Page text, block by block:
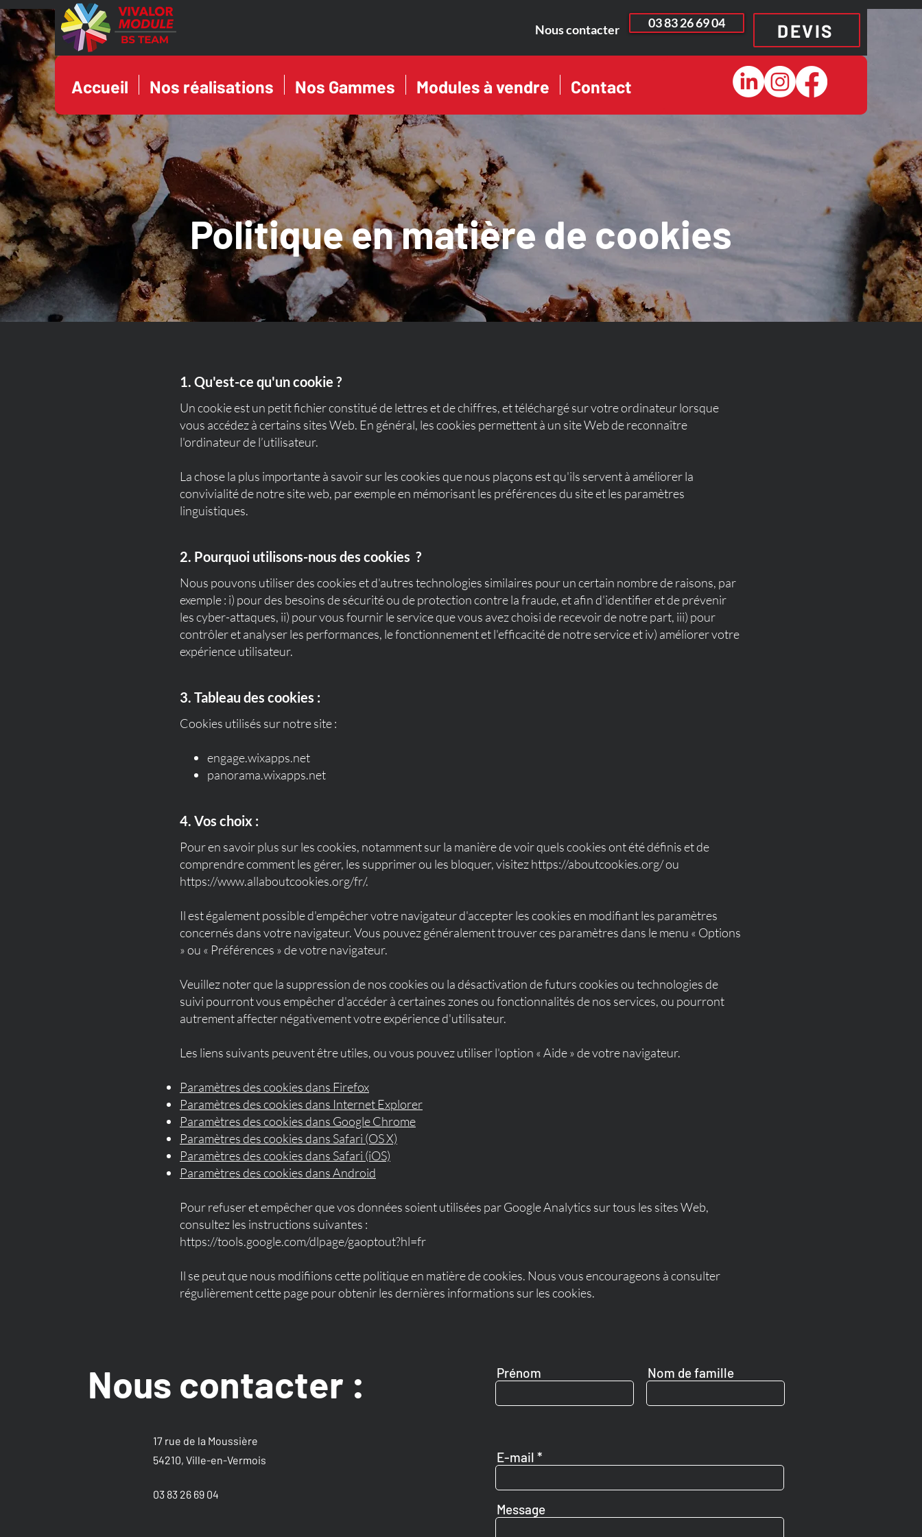
Nous contacter 03 83 26 69 04 DEVIS
Accueil Nos réalisations Nos Gammes Modules à vendre Contact
Politique en matière de cookies
1. Qu'est-ce qu'un cookie ?
Un cookie est un petit fichier constitué de lettres et de chiffres, et téléchargé sur votre ordinateur lorsque
vous accédez à certains sites Web. En général, les cookies permettent à un site Web de reconnaître
l'ordinateur de l’utilisateur.
La chose la plus importante à savoir sur les cookies que nous plaçons est qu'ils servent à améliorer la
convivialité de notre site web, par exemple en mémorisant les préférences du site et les paramètres
linguistiques.
2. Pourquoi utilisons-nous des cookies ?
Nous pouvons utiliser des cookies et d'autres technologies similaires pour un certain nombre de raisons, par
exemple : i) pour des besoins de sécurité ou de protection contre la fraude, et afin d'identifier et de prévenir
les cyber-attaques, ii) pour vous fournir le service que vous avez choisi de recevoir de notre part, iii) pour
contrôler et analyser les performances, le fonctionnement et l'efficacité de notre service et iv) améliorer votre
expérience utilisateur.
3. Tableau des cookies :
Cookies utilisés sur notre site :
engage.wixapps.net
panorama.wixapps.net
4. Vos choix :
Pour en savoir plus sur les cookies, notamment sur la manière de voir quels cookies ont été définis et de
comprendre comment les gérer, les supprimer ou les bloquer, visitezhttps://aboutcookies.org/ou
https://www.allaboutcookies.org/fr/.
Il est également possible d'empêcher votre navigateur d'accepter les cookies en modifiant les paramètres
concernés dans votre navigateur. Vous pouvez généralement trouver ces paramètres dans le menu « Options
» ou « Préférences » de votre navigateur.
Veuillez noter que la suppression de nos cookies ou la désactivation de futurs cookies ou technologies de
suivi pourront vous empêcher d'accéder à certaines zones ou fonctionnalités de nos services, ou pourront
autrement affecter négativement votre expérience d'utilisateur.
Les liens suivants peuvent être utiles, ou vous pouvez utiliser l'option « Aide » de votre navigateur.
Paramètres des cookies dans Firefox
Paramètres des cookies dans Internet Explorer
Paramètres des cookies dans Google Chrome
Paramètres des cookies dans Safari (OS X)
Paramètres des cookies dans Safari (iOS)
Paramètres des cookies dans Android
Pour refuser et empêcher que vos données soient utilisées par Google Analytics sur tous les sites Web,
consultez les instructions suivantes :
https://tools.google.com/dlpage/gaoptout?hl=fr
Il se peut que nous modifiions cette politique en matière de cookies. Nous vous encourageons à consulter
régulièrement cette page pour obtenir les dernières informations sur les cookies.
Prénom Nom de famille
E-mail
Message
Nous contacter :
17 rue de la Moussière
54210, Ville-en-Vermois
03 83 26 69 04